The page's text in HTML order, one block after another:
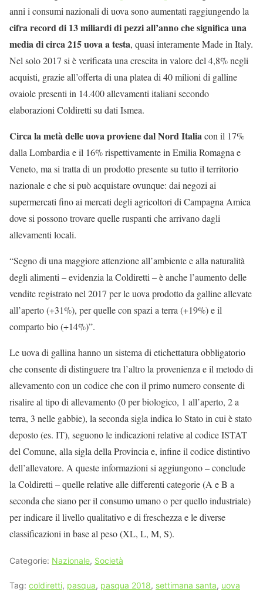
anni i consumi nazionali di uova sono aumentati raggiungendo la
cifra record di 13 miliardi di pezzi all’anno che significa una
media di circa 215 uova a testa, quasi interamente Made in Italy.
Nel solo 2017 si è verificata una crescita in valore del 4,8% negli
acquisti, grazie all’offerta di una platea di 40 milioni di galline
ovaiole presenti in 14.400 allevamenti italiani secondo
elaborazioni Coldiretti su dati Ismea.
Circa la metà delle uova proviene dal Nord Italiacon il 17%
dalla Lombardia e il 16% rispettivamente in Emilia Romagna e
Veneto, ma si tratta di un prodotto presente su tutto il territorio
nazionale e che si può acquistare ovunque: dai negozi ai
supermercati fino ai mercati degli agricoltori di Campagna Amica
dove si possono trovare quelle ruspanti che arrivano dagli
allevamenti locali.
“Segno di una maggiore attenzione all’ambiente e alla naturalità
degli alimenti – evidenzia la Coldiretti – è anche l’aumento delle
vendite registrato nel 2017 per le uova prodotto da galline allevate
all’aperto (+31%), per quelle con spazi a terra (+19%) e il
comparto bio (+14%)”.
Le uova di gallina hanno un sistema di etichettatura obbligatorio
che consente di distinguere tra l’altro la provenienza e il metodo di
allevamento con un codice che con il primo numero consente di
risalire al tipo di allevamento (0 per biologico, 1 all’aperto, 2 a
terra, 3 nelle gabbie), la seconda sigla indica lo Stato in cui è stato
deposto (es. IT), seguono le indicazioni relative al codice ISTAT
del Comune, alla sigla della Provincia e, infine il codice distintivo
dell’allevatore. A queste informazioni si aggiungono – conclude
la Coldiretti – quelle relative alle differenti categorie (A e B a
seconda che siano per il consumo umano o per quello industriale)
per indicare il livello qualitativo e di freschezza e le diverse
classificazioni in base al peso (XL, L, M, S).
Categorie: Nazionale, Società
Tag: coldiretti, pasqua, pasqua 2018, settimana santa, uova